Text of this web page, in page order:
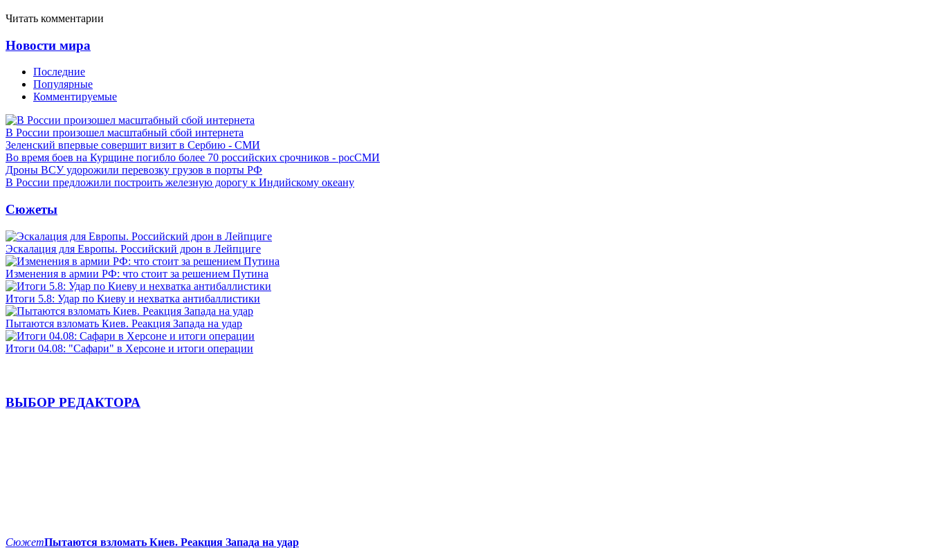
Читать комментарии
Новости мира
Последние
Популярные
Комментируемые
В России произошел масштабный сбой интернета
Зеленский впервые совершит визит в Сербию - СМИ
Во время боев на Курщине погибло более 70 российских срочников - росСМИ
Дроны ВСУ удорожили перевозку грузов в порты РФ
В России предложили построить железную дорогу к Индийскому океану
Сюжеты
Эскалация для Европы. Российский дрон в Лейпциге
Изменения в армии РФ: что стоит за решением Путина
Итоги 5.8: Удар по Киеву и нехватка антибаллистики
Пытаются взломать Киев. Реакция Запада на удар
Итоги 04.08: "Сафари" в Херсоне и итоги операции
ВЫБОР РЕДАКТОРА
СюжетПытаются взломать Киев. Реакция Запада на удар